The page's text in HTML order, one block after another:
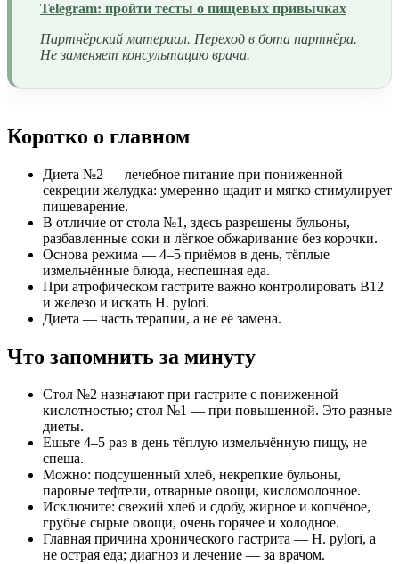
Telegram: пройти тесты о пищевых привычках
Партнёрский материал. Переход в бота партнёра.
Не заменяет консультацию врача.
Коротко о главном
Диета №2 — лечебное питание при пониженной
секреции желудка: умеренно щадит и мягко стимулирует
пищеварение.
В отличие от стола №1, здесь разрешены бульоны,
разбавленные соки и лёгкое обжаривание без корочки.
Основа режима — 4–5 приёмов в день, тёплые
измельчённые блюда, неспешная еда.
При атрофическом гастрите важно контролировать B12
и железо и искать H. pylori.
Диета — часть терапии, а не её замена.
Что запомнить за минуту
Стол №2 назначают при гастрите с пониженной
кислотностью; стол №1 — при повышенной. Это разные
диеты.
Ешьте 4–5 раз в день тёплую измельчённую пищу, не
спеша.
Можно: подсушенный хлеб, некрепкие бульоны,
паровые тефтели, отварные овощи, кисломолочное.
Исключите: свежий хлеб и сдобу, жирное и копчёное,
грубые сырые овощи, очень горячее и холодное.
Главная причина хронического гастрита — H. pylori, а
не острая еда; диагноз и лечение — за врачом.